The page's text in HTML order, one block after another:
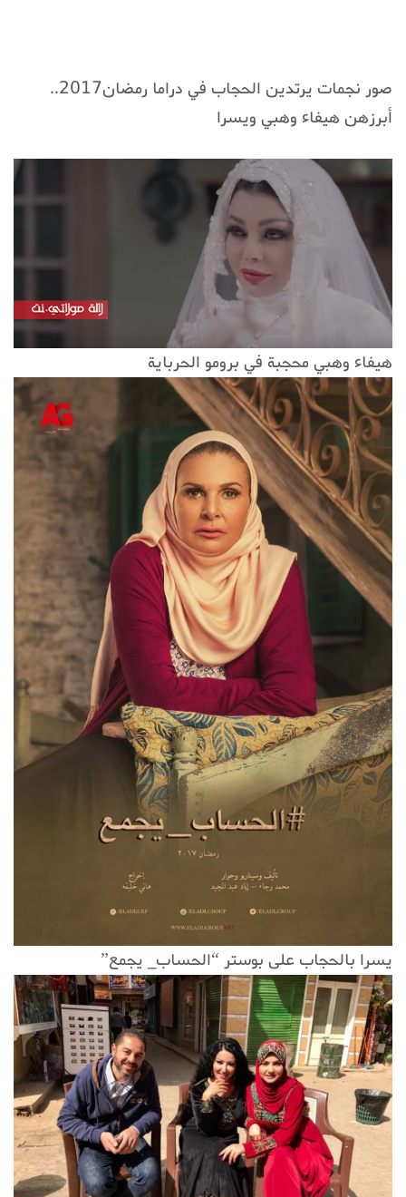
صور نجمات يرتدين الحجاب في دراما رمضان2017..
أبرزهن هيفاء وهبي ويسرا
هيفاء وهبي محجبة في برومو الحرباية
يسرا بالحجاب على بوستر “الحساب_ يجمع”